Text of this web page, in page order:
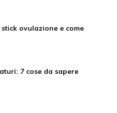
ovulazione e come
7 cose da sapere